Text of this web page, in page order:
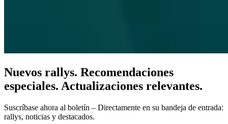
Nuevos rallys. Recomendaciones
especiales. Actualizaciones relevantes.
Suscríbase ahora al boletín – Directamente en su bandeja de entrada:
rallys, noticias y destacados.